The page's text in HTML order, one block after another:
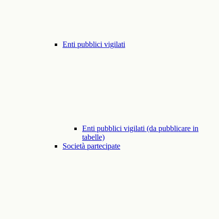
Enti pubblici vigilati
Enti pubblici vigilati (da pubblicare in
tabelle)
Società partecipate